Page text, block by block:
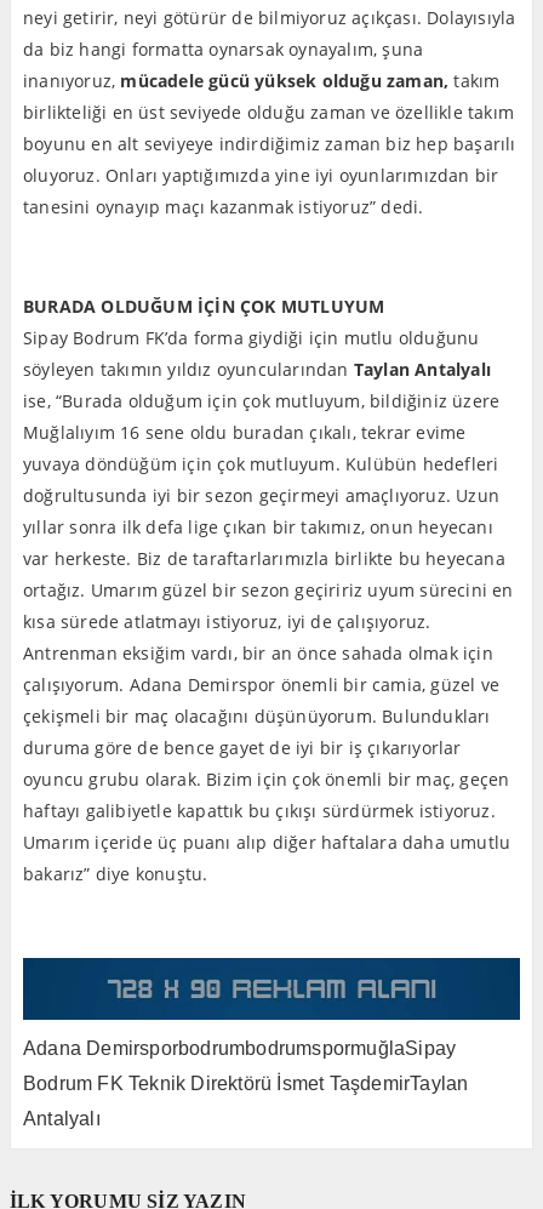
neyi getirir, neyi götürür de bilmiyoruz açıkçası. Dolayısıyla
da biz hangi formatta oynarsak oynayalım, şuna
inanıyoruz, mücadele gücü yüksek olduğu zaman, takım
birlikteliği en üst seviyede olduğu zaman ve özellikle takım
boyunu en alt seviyeye indirdiğimiz zaman biz hep başarılı
oluyoruz. Onları yaptığımızda yine iyi oyunlarımızdan bir
tanesini oynayıp maçı kazanmak istiyoruz” dedi.
BURADA OLDUĞUM İÇİN ÇOK MUTLUYUM
Sipay Bodrum FK’da forma giydiği için mutlu olduğunu
söyleyen takımın yıldız oyuncularından Taylan Antalyalı
ise, “Burada olduğum için çok mutluyum, bildiğiniz üzere
Muğlalıyım 16 sene oldu buradan çıkalı, tekrar evime
yuvaya döndüğüm için çok mutluyum. Kulübün hedefleri
doğrultusunda iyi bir sezon geçirmeyi amaçlıyoruz. Uzun
yıllar sonra ilk defa lige çıkan bir takımız, onun heyecanı
var herkeste. Biz de taraftarlarımızla birlikte bu heyecana
ortağız. Umarım güzel bir sezon geçiririz uyum sürecini en
kısa sürede atlatmayı istiyoruz, iyi de çalışıyoruz.
Antrenman eksiğim vardı, bir an önce sahada olmak için
çalışıyorum. Adana Demirspor önemli bir camia, güzel ve
çekişmeli bir maç olacağını düşünüyorum. Bulundukları
duruma göre de bence gayet de iyi bir iş çıkarıyorlar
oyuncu grubu olarak. Bizim için çok önemli bir maç, geçen
haftayı galibiyetle kapattık bu çıkışı sürdürmek istiyoruz.
Umarım içeride üç puanı alıp diğer haftalara daha umutlu
bakarız” diye konuştu.
Adana DemirsporbodrumbodrumspormuğlaSipay
Bodrum FK Teknik Direktörü İsmet TaşdemirTaylan
Antalyalı
İLK YORUMU SİZ YAZIN